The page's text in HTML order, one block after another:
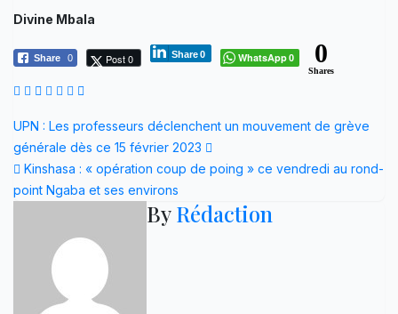
Divine Mbala
Share 0 Post 0 Share0 WhatsApp0 0
Shares
Navigation
de
l’article
UPN : Les professeurs déclenchent un mouvement de grève
générale dès ce 15 février 2023
Kinshasa : « opération coup de poing » ce vendredi au rond-
point Ngaba et ses environs
ByRédaction